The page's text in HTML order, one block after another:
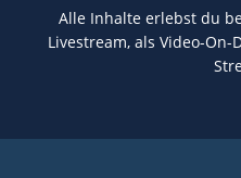
Alle Inhalte erlebst du
Livestream, als Video-